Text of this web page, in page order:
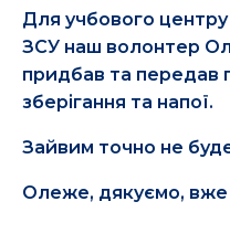
Для учбового центру
ЗСУ наш волонтер
придбав та передав
зберігання та напої.
Зайвим точно не
Олеже, дякуємо,